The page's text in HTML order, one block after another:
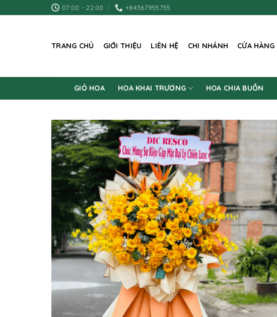
to
07:00 - 22:00 +84367955755
TRANG CHỦ GIỚI THIỆU LIÊN HỆ CHI NHÁNH CỬA HÀNG
GIỎ HOA HOA KHAI TRƯƠNG HOA CHIA BUỒN